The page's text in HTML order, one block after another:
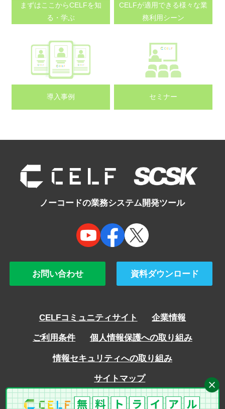
まずはここからCELFを知
る・学ぶ
CELFが適用できる様々な業
務利用シーン
導入事例 セミナー
ノーコードの業務システム開発ツール
お問い合わせ 資料ダウンロード
CELFコミュニティサイト 企業情報
ご利用条件 個人情報保護への取り組み
情報セキュリティへの取り組み
サイトマップ